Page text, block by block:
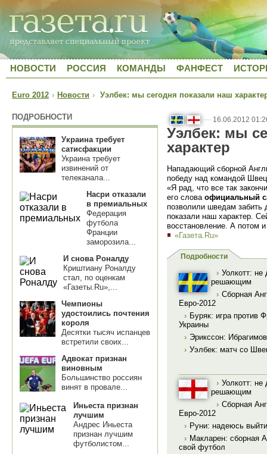
НОВОСТИ РОССИЯ КОМАНДЫ ФАНФЕСТ
Euro 2012 › Новости › Уэлбек: мы сегодня показали наш
ПОДРОБНОСТИ
Украина требует
сатисфакции
Украина требует
извинений от
телеканала...
Насри отказали
в премиальных
Федерация
футбола
Франции
заморозила...
И снова Роналду
Криштиану Роналду
стал, по оценкам
«Газеты.Ru»,...
Чемпионы
удостоились почтения
короля
Десятки тысяч испанцев
встретили своих...
Адвокат признан
виновным
Большинство россиян
винят в провале...
Иньеста признан
лучшим
Андрес Иньеста
признан лучшим
футболистом...
— 16.06.2012
Уэлбек: мы
характер
Нападающий сборной
победу над командой
«Я рад, что все так
его слова официальный
позволили шведам забить
показали наш характер.
восстановление. А потом
«Газета.Ru»
Подробности
› Уолкотт:
решающим
› Сборная
Евро-2012
› Буряк: игра против
Украины
› Эрикссон:
› Уэлбек: матч со
› Уолкотт:
решающим
› Сборная
Евро-2012
› Руни: надеюсь
› Макларен: сборная
свой футбол